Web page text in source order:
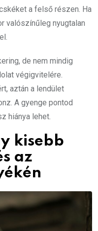
a felső részen. Ha
valószínűleg nyugtalan
de nem mindig
végigvitelére.
aztán a lendület
A gyenge pontod
hiánya lehet.
kisebb
az